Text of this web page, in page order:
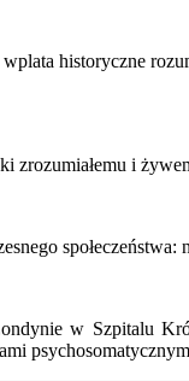
historyczne
i
w Szpitalu